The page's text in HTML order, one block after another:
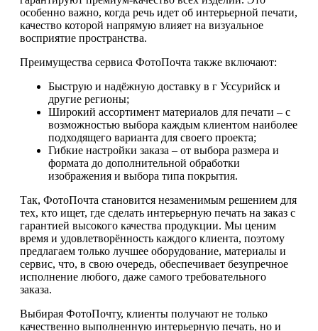
особенно важно, когда речь идет об интерьерной печати,
качество которой напрямую влияет на визуальное
восприятие пространства.
Преимущества сервиса ФотоПочта также включают:
Быструю и надёжную доставку в г Уссурийск и
другие регионы;
Широкий ассортимент материалов для печати – с
возможностью выбора каждым клиентом наиболее
подходящего варианта для своего проекта;
Гибкие настройки заказа – от выбора размера и
формата до дополнительной обработки
изображения и выбора типа покрытия.
Так, ФотоПочта становится незаменимым решением для
тех, кто ищет, где сделать интерьерную печать на заказ с
гарантией высокого качества продукции. Мы ценим
время и удовлетворённость каждого клиента, поэтому
предлагаем только лучшее оборудование, материалы и
сервис, что, в свою очередь, обеспечивает безупречное
исполнение любого, даже самого требовательного
заказа.
Выбирая ФотоПочту, клиенты получают не только
качественно выполненную интерьерную печать, но и